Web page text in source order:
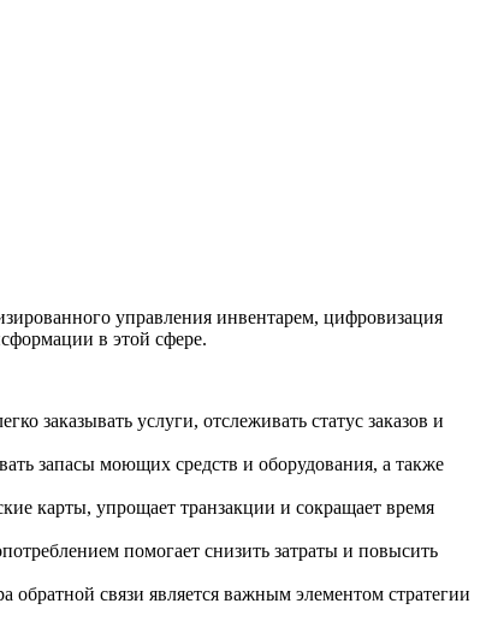
управления инвентарем, цифровизация
в этой сфере.
заказывать услуги, отслеживать статус заказов и
запасы моющих средств и оборудования, а также
карты, упрощает транзакции и сокращает время
помогает снизить затраты и повысить
связи является важным элементом стратегии